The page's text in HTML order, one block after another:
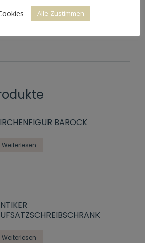
7.700 €
BAROCK
Weiterlesen
Weiterlesen
Alle Zustimmen